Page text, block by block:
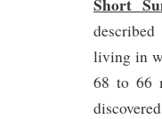
living in
68 to 66